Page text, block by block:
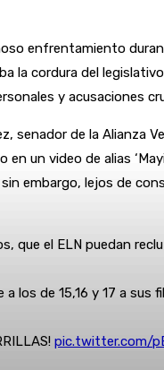
enfrentamiento
la cordura del
y acusaciones
de la Alianza
un video de alias
embargo, lejos de
que el ELN puedan
los de 15,16 y 17 a sus
pic.twitter.com/